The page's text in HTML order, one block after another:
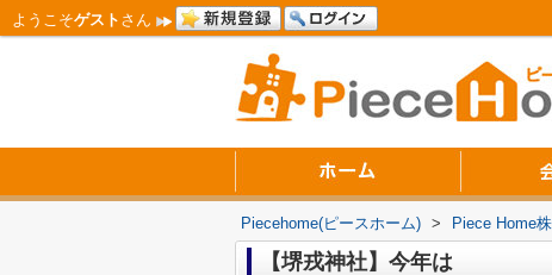
ようこそゲスト さん
Piecehome(ピースホーム) > Piece Home
【堺戎神社】今年は